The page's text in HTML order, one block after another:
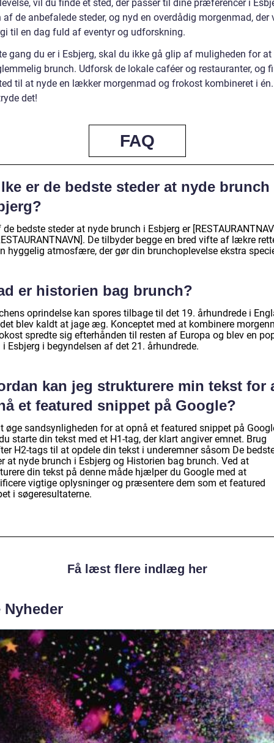
vil du finde et sted, der passer til dine præferencer i
de anbefalede steder, og nyd en overdådig morgenmad, der
til en dag fuld af eventyr og udforskning.
gang du er i Esbjerg, skal du ikke gå glip af muligheden for at
brunch. Udforsk de lokale caféer og restauranter, og
til at nyde en lækker morgenmad og frokost kombineret i
det!
FAQ
er de bedste steder at nyde brunch
de bedste steder at nyde brunch i Esbjerg er
De tilbyder begge en bred vifte af lækre
hyggelig atmosfære, der gør din brunchoplevelse ekstra
er historien bag brunch?
oprindelse kan spores tilbage til det 19. århundrede i
blev kaldt at jage æg. Konceptet med at kombinere
spredte sig efterhånden til resten af Europa og blev en
i Esbjerg i begyndelsen af det 21. århundrede.
kan jeg strukturere min tekst for
et featured snippet på Google?
øge sandsynligheden for at opnå et featured snippet på
starte din tekst med et H1-tag, der klart angiver emnet. Brug
H2-tags til at opdele din tekst i underemner såsom De
at nyde brunch i Esbjerg og Historien bag brunch. Ved at
din tekst på denne måde hjælper du Google med at
vigtige oplysninger og præsentere dem som et featured
i søgeresultaterne.
Få læst flere indlæg her
Nyheder